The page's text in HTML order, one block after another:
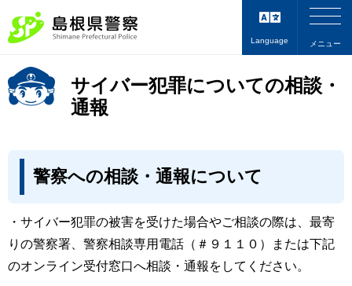
Language メニュー
サイバー犯罪についての相談・
通報
警察への相談・通報について
・サイバー犯罪の被害を受けた場合やご相談の際は、最寄
りの警察署、警察相談専用電話（＃９１１０）または下記
のオンライン受付窓口へ相談・通報をしてください。